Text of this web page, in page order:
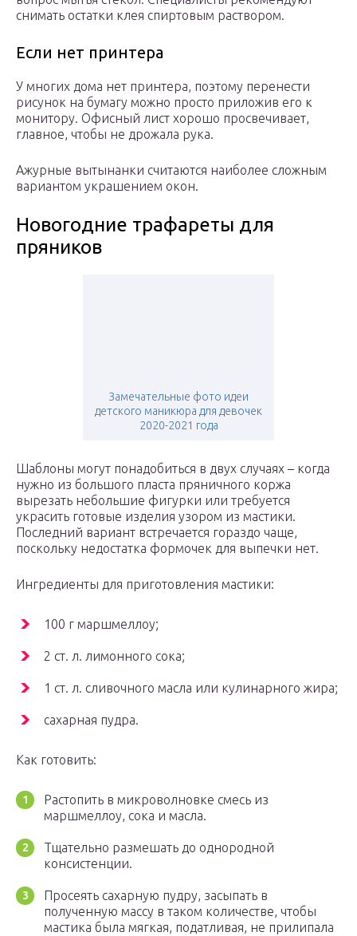
снимать остатки клея спиртовым раствором.
Если нет принтера
У многих дома нет принтера, поэтому перенести
рисунок на бумагу можно просто приложив его к
монитору. Офисный лист хорошо просвечивает,
главное, чтобы не дрожала рука.
Ажурные вытынанки считаются наиболее сложным
вариантом украшением окон.
Новогодние трафареты для
пряников
Замечательные фото идеи
детского маникюра для девочек
2020-2021 года
Шаблоны могут понадобиться в двух случаях – когда
нужно из большого пласта пряничного коржа
вырезать небольшие фигурки или требуется
украсить готовые изделия узором из мастики.
Последний вариант встречается гораздо чаще,
поскольку недостатка формочек для выпечки нет.
Ингредиенты для приготовления мастики:
100 г маршмеллоу;
2 ст. л. лимонного сока;
1 ст. л. сливочного масла или кулинарного жира;
сахарная пудра.
Как готовить:
Растопить в микроволновке смесь из
маршмеллоу, сока и масла.
Тщательно размешать до однородной
консистенции.
Просеять сахарную пудру, засыпать в
полученную массу в таком количестве, чтобы
мастика была мягкая, податливая, не прилипала